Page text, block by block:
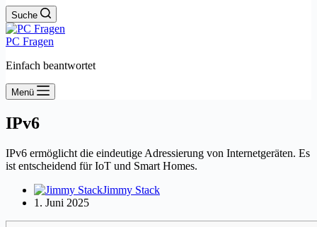
Suche
PC Fragen
Einfach beantwortet
Menü
IPv6
IPv6 ermöglicht die eindeutige Adressierung von Internetgeräten. Es
ist entscheidend für IoT und Smart Homes.
Jimmy Stack
1. Juni 2025